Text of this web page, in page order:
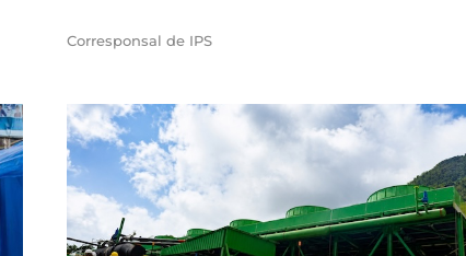
Corresponsal de IPS